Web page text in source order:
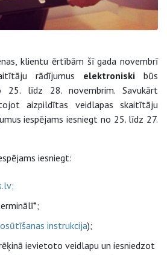
klientu ērtībām šī gada novembrī
rādījumus elektroniski būs
25. līdz 28. novembrim. Savukārt
aizpildītas veidlapas skaitītāju
iespējams iesniegt no 25. līdz 27.
iesniegt:
instrukcija);
ievietoto veidlapu un iesniedzot